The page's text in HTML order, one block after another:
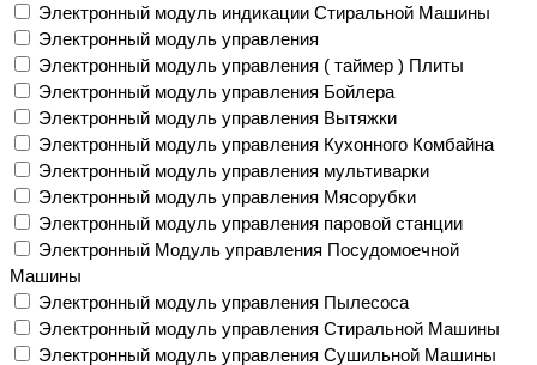
Электронный модуль индикации Стиральной Машины
Электронный модуль управления
Электронный модуль управления ( таймер ) Плиты
Электронный модуль управления Бойлера
Электронный модуль управления Вытяжки
Электронный модуль управления Кухонного Комбайна
Электронный модуль управления мультиварки
Электронный модуль управления Мясорубки
Электронный модуль управления паровой станции
Электронный Модуль управления Посудомоечной
Машины
Электронный модуль управления Пылесоса
Электронный модуль управления Стиральной Машины
Электронный модуль управления Сушильной Машины